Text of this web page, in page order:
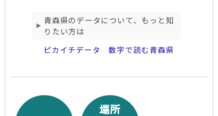
青森県のデータについて、もっと知
りたい方は
ピカイチデータ 数字で読む青森県